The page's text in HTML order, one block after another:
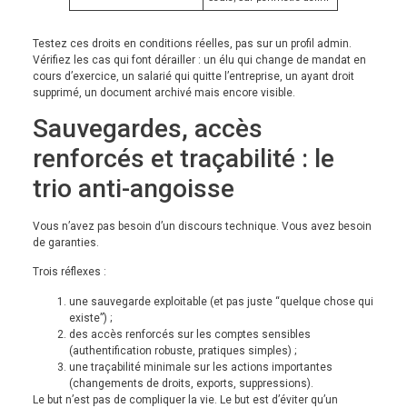
Testez ces droits en conditions réelles, pas sur un profil admin.
Vérifiez les cas qui font dérailler : un élu qui change de mandat en
cours d’exercice, un salarié qui quitte l’entreprise, un ayant droit
supprimé, un document archivé mais encore visible.
Sauvegardes, accès
renforcés et traçabilité : le
trio anti-angoisse
Vous n’avez pas besoin d’un discours technique. Vous avez besoin
de garanties.
Trois réflexes :
une sauvegarde exploitable (et pas juste “quelque chose qui
existe”) ;
des accès renforcés sur les comptes sensibles
(authentification robuste, pratiques simples) ;
une traçabilité minimale sur les actions importantes
(changements de droits, exports, suppressions).
Le but n’est pas de compliquer la vie. Le but est d’éviter qu’un